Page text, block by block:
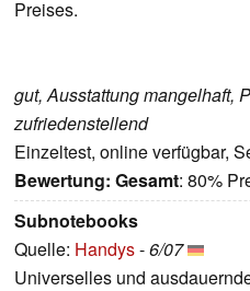
Preises.
gut, Ausstattung mangelhaft,
zufriedenstellend
Einzeltest, online verfügbar,
Bewertung: Gesamt: 80%
Subnotebooks
Quelle: Handys-6/07
Universelles und